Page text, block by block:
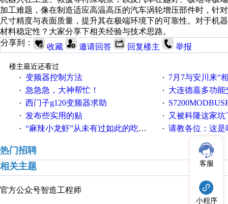
加工难题，像在制造适应高温高压的汽车涡轮增压部件时，针
尺寸精度与表面质量，提升其在极端环境下的可靠性。对于机
材料稳定性？大家分享下相关经验与技术思路。
分享到：
收藏 邀请回答 回复楼主 举报
楼主最近还看过
· 变频器控制方法 · 7月7与安川来“
· 急急急，大神帮忙！ · 大连德嘉多功能
· 西门子g120变频器求助 ·
· 发布些实用的贴 · 又被科隆这家坑
· “麻辣小龙虾”从未有过如此的吃法！ · 请教各位：这是
热门招聘
相关主题
官方公众号智造工程师
客服
小程序